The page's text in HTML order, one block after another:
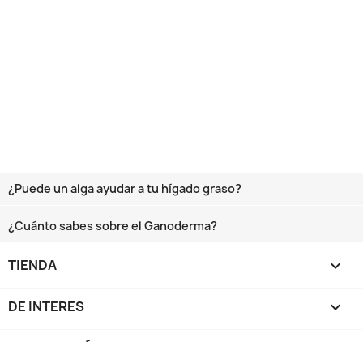
¿Puede un alga ayudar a tu hígado graso?
¿Cuánto sabes sobre el Ganoderma?
TIENDA 
DE INTERES 